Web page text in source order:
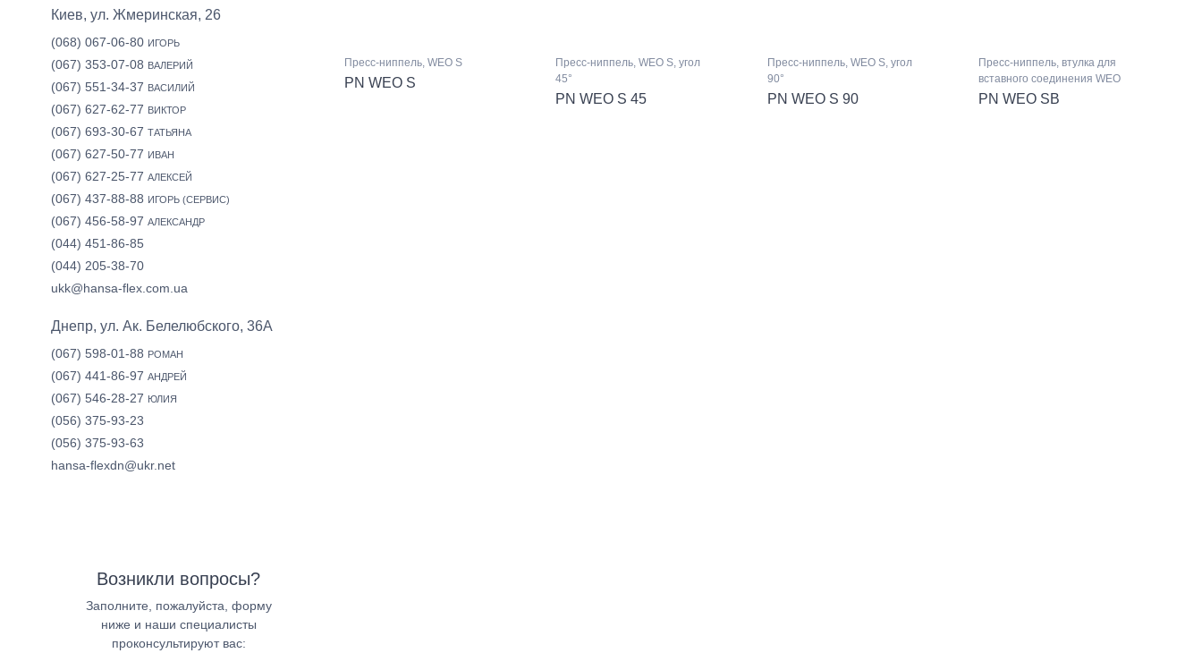
Пресс-ниппель, WEO S
PN WEO S
Пресс-ниппель, WEO S, угол
45°
PN WEO S 45
Пресс-ниппель, WEO S, угол
90°
PN WEO S 90
Пресс-ниппель, втулка для
вставного соединения WEO
PN WEO SB
Киев, ул. Жмеринская, 26
(068) 067-06-80 ИГОРЬ
(067) 353-07-08 ВАЛЕРИЙ
(067) 551-34-37 ВАСИЛИЙ
(067) 627-62-77 ВИКТОР
(067) 693-30-67 ТАТЬЯНА
(067) 627-50-77 ИВАН
(067) 627-25-77 АЛЕКСЕЙ
(067) 437-88-88 ИГОРЬ (СЕРВИС)
(067) 456-58-97 АЛЕКСАНДР
(044) 451-86-85
(044) 205-38-70
ukk@hansa-flex.com.ua
Днепр, ул. Ак. Белелюбского, 36А
(067) 598-01-88 РОМАН
(067) 441-86-97 АНДРЕЙ
(067) 546-28-27 ЮЛИЯ
(056) 375-93-23
(056) 375-93-63
hansa-flexdn@ukr.net
Возникли вопросы?
Заполните, пожалуйста, форму
ниже и наши специалисты
проконсультируют вас: